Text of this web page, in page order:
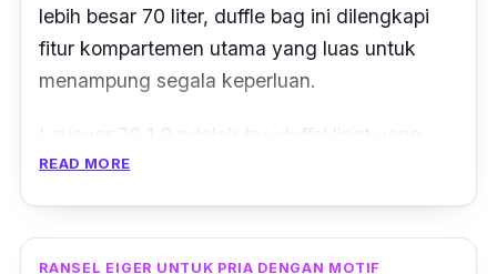
lebih besar 70 liter, duffle bag ini dilengkapi
fitur kompartemen utama yang luas untuk
menampung segala keperluan.
Layover 70 1.0 adalah tas duffel lipat yang
sangat cocok untuk menemani petualangan
kecil, memungkinkan kamu menghemat ruang
READ MORE
RANSEL EIGER UNTUK PRIA DENGAN MOTIF